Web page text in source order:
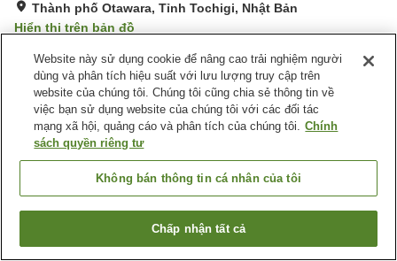
Thành phố Otawara, Tỉnh Tochigi, Nhật Bản
Hiển thị trên bản đồ
Tốt Đánh giá:107lượt
Tiện nghi chỗ nghỉ
Bãi đỗ xe
Xông hơi
Spa / Salon
Trang chủ Nhật Bản Tỉnh Tochigi
Thành phố Otawara
Pines Onsen Hotel Otawara
Tìm phòng trống
Website này sử dụng cookie để nâng cao trải nghiệm người
dùng và phân tích hiệu suất với lưu lượng truy cập trên
website của chúng tôi. Chúng tôi cũng chia sẻ thông tin về
việc bạn sử dụng website của chúng tôi với các đối tác
mạng xã hội, quảng cáo và phân tích của chúng tôi. Chính
sách quyền riêng tư
Không bán thông tin cá nhân của tôi
Chấp nhận tất cả